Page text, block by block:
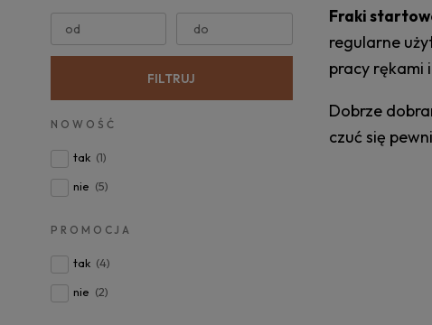
od do
FILTRUJ
NOWOŚĆ
tak (1)
nie (5)
PROMOCJA
tak (4)
nie (2)
Fraki
regularne
pracy rękami
Dobrze
czuć się